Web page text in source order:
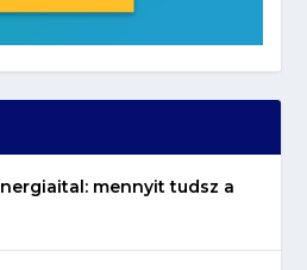
mennyit tudsz a